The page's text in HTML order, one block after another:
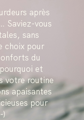
après
Saviez-vous
sans
choix pour
du
et
votre routine
apaisantes
pour
)